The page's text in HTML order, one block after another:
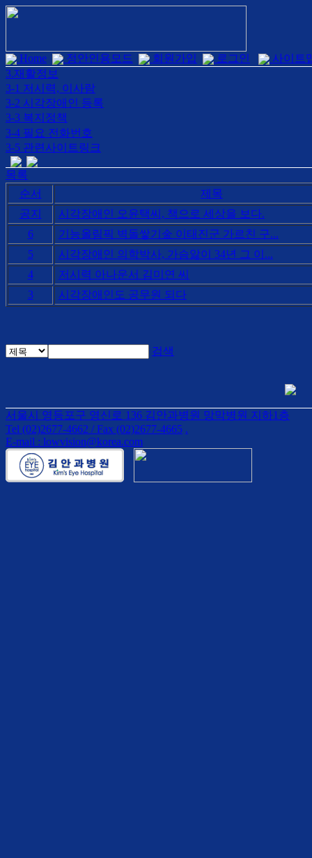
Home 정안인용모드 회원가입 로그인
사이트
3.재활정보
3-1 저시력, 이사람
3-2 시각장애인 등록
3-3 복지정책
3-4 필요 전화번호
3-5 관련사이트링크
목록
순서
제목
공지
시각장애인 오윤택씨, 책으로 세상을 보다.
6
기능올림픽 벽돌쌓기金 이태진군 가르친 구...
5
시각장애인 의학박사, 가슴앓이 34년 그 이...
4
저시력 아나운서 김미연 씨
3
시각장애인도 공무원 되다
검색
서울시 영등포구 영신로 136 김안과병원 망막병원 지하1층
Tel (02)2677-4662 / Fax (02)2677-4665 .
E-mail : lowvision@korea.com